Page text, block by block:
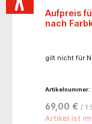
Aufpreis
nach
gilt nicht für
Artikelnummer:
69,00 € / 1
Artikel ist